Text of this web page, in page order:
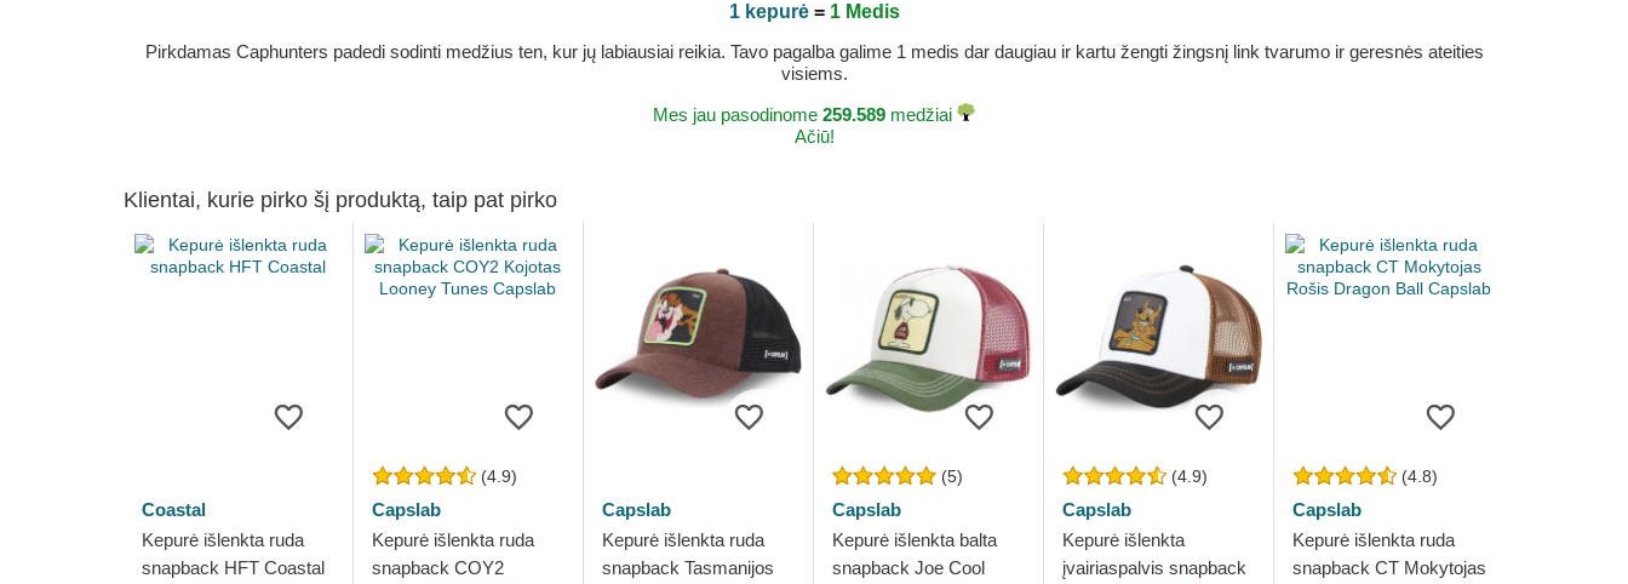
1 kepurė= 1 Medis
Pirkdamas Caphunters padedi sodinti medžius ten, kur jų labiausiai reikia. Tavo pagalba galime 1 medis dar daugiau ir kartu žengti žingsnį link tvarumo ir geresnės ateities
visiems.
Mes jau pasodinome 259.589 medžiai
Ačiū!
Klientai, kurie pirko šį produktą, taip pat pirko
Coastal
Kepurė išlenkta ruda
snapback HFT Coastal
(4.9)
Capslab
Kepurė išlenkta ruda
snapback COY2
Capslab
Kepurė išlenkta ruda
snapback Tasmanijos
(5)
Capslab
Kepurė išlenkta balta
snapback Joe Cool
(4.9)
Capslab
Kepurė išlenkta
įvairiaspalvis snapback
(4.8)
Capslab
Kepurė išlenkta ruda
snapback CT Mokytojas